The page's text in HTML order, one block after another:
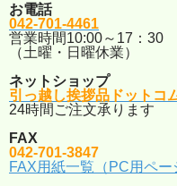
お電話
042-701-4461
営業時間10:00～17：30
（土曜・日曜休業）
ネットショップ
引っ越し挨拶品ドットコ
24時間ご注文承ります
FAX
042-701-3847
FAX用紙一覧（PC用ペー